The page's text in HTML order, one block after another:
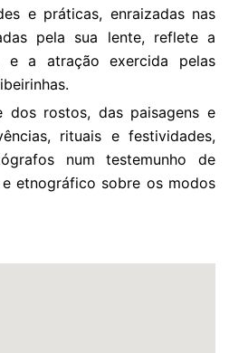
e práticas, enraizadas nas
pela sua lente, reflete a
e a atração exercida pelas
rostos, das paisagens e
rituais e festividades,
num testemunho de
etnográfico sobre os modos